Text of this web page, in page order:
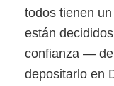
todos tienen
están
confianza —
depositarlo en